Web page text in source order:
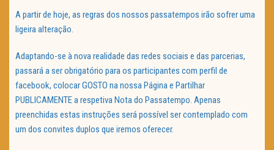
TRAILER DO DIA
A partir de hoje, as regras dos nossos passatempos irão sofrer uma
ligeira alteração.
Adaptando-se à nova realidade das redes sociais e das parcerias,
passará a ser obrigatório para os participantes com perfil de
facebook, colocar GOSTO na nossa Página e Partilhar
PUBLICAMENTE a respetiva Nota do Passatempo. Apenas
preenchidas estas instruções será possível ser contemplado com
um dos convites duplos que iremos oferecer.